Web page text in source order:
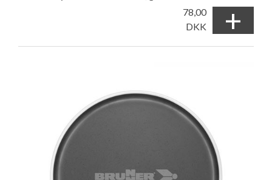
78,00
DKK
+